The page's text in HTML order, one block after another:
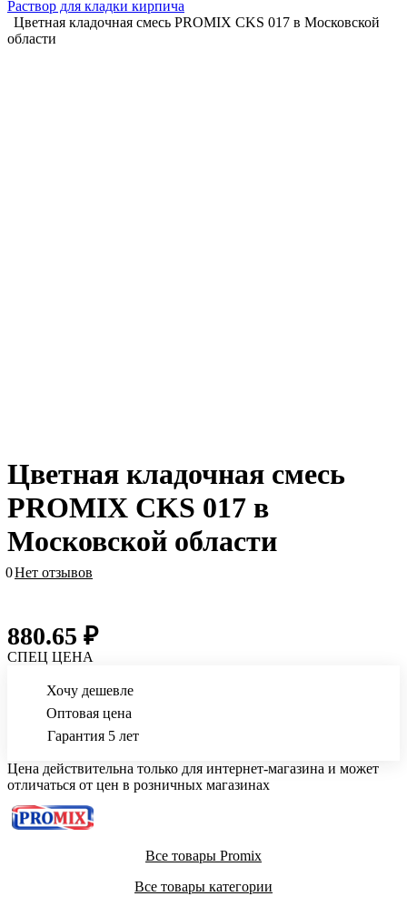
Раствор для кладки кирпича
Цветная кладочная смесь PROMIX CKS 017 в Московской
области
Цветная кладочная смесь
PROMIX CKS 017 в
Московской области
0Нет отзывов
880.65 ₽
СПЕЦ ЦЕНА
Хочу дешевле
Оптовая цена
Гарантия 5 лет
Цена действительна только для интернет-магазина и может
отличаться от цен в розничных магазинах
Все товары Promix
Все товары категории